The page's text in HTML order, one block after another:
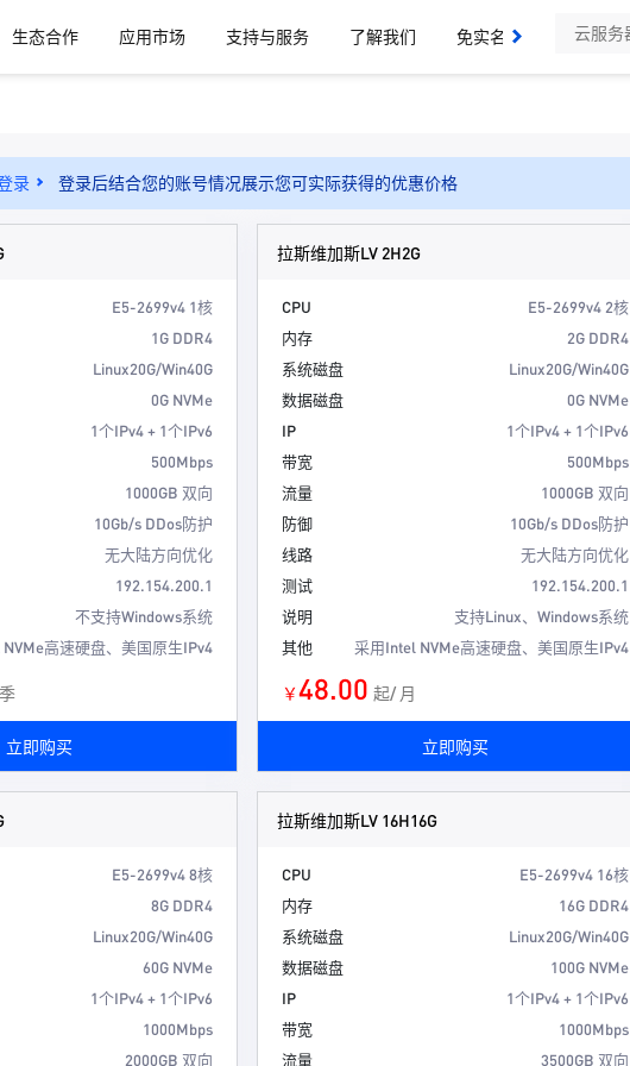
生态合作 应用市场 支持与服务 了解我们
免实名域名、SSL证书
录 登录后结合您的账号情况展示您可实际获得的优惠价格
E5-2699v4 1核
1G DDR4
Linux20G/Win40G
0G NVMe
1个IPv4 + 1个IPv6
500Mbps
1000GB 双向
10Gb/s DDos防护
无大陆方向优化
192.154.200.1
不支持Windows系统
高速硬盘、美国原生IPv4
立即购买
拉斯维加斯LV 2H2G
CPU
E5-2699v4 2核
内存
2G DDR4
系统磁盘
Linux20G/Win40G
数据磁盘
0G NVMe
IP
1个IPv4 + 1个IPv6
带宽
500Mbps
流量
1000GB 双向
防御
10Gb/s DDos防护
线路
无大陆方向优化
测试
192.154.200.1
说明
支持Linux、Windows系统
其他
采用Intel NVMe高速硬盘、美国原生IPv4
￥48.00 起/ 月
立即购买
E5-2699v4 8核
8G DDR4
Linux20G/Win40G
60G NVMe
1个IPv4 + 1个IPv6
1000Mbps
2000GB 双向
拉斯维加斯LV 16H16G
CPU
E5-2699v4 16核
内存
16G DDR4
系统磁盘
Linux20G/Win40G
数据磁盘
100G NVMe
IP
1个IPv4 + 1个IPv6
带宽
1000Mbps
流量
3500GB 双向